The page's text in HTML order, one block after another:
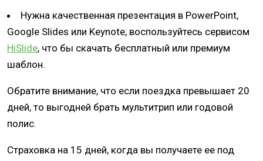
Нужна качественная презентация в PowerPoint,
Google Slides или Keynote, воспользуйтесь сервисом
HiSlide, что бы скачать бесплатный или премиум
шаблон.
Обратите внимание, что если поездка превышает 20
дней, то выгодней брать мультитрип или годовой
полис.
Страховка на 15 дней, когда вы получаете ее под